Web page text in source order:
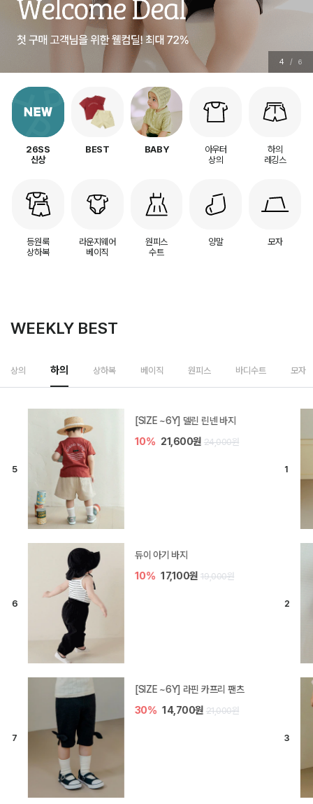
5 / 6
26SS
신상
BEST BABY
아우터
상의
하의
레깅스
등원룩
상하복
라운지웨어
베이직
원피스
수트
양말 모자
WEEKLY BEST
상의 하의 상하복 베이직 원피스 바디수트 모자
[SIZE ~6Y] 델린 린넨 바지
10% 21,600원 24,000원
듀이 아기 바지
10% 17,100원 19,000원
[SIZE ~6Y] 라핀 카프리 팬츠
30% 14,700원 21,000원